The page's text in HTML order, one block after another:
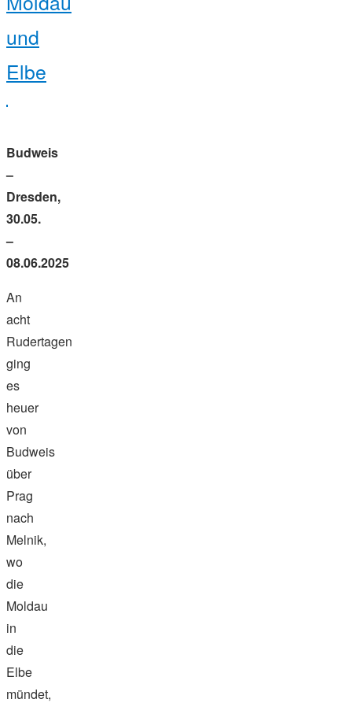
und
Elbe
Budweis
–
Dresden,
30.05.
–
08.06.2025
An
acht
Rudertagen
ging
es
heuer
von
Budweis
über
Prag
nach
Melnik,
wo
die
Moldau
in
die
Elbe
mündet,